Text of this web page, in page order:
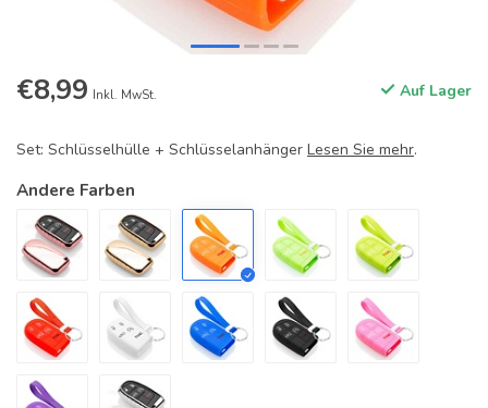
€8,99 Inkl. MwSt. Auf Lager
Set: Schlüsselhülle + Schlüsselanhänger Lesen Sie mehr.
Andere Farben